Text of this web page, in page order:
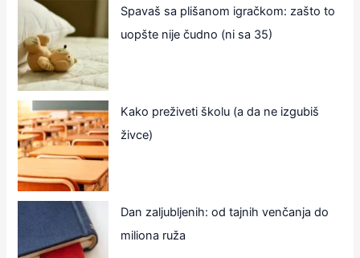
Spavaš sa plišanom igračkom: zašto to
uopšte nije čudno (ni sa 35)
Kako preživeti školu (a da ne izgubiš
živce)
Dan zaljubljenih: od tajnih venčanja do
miliona ruža